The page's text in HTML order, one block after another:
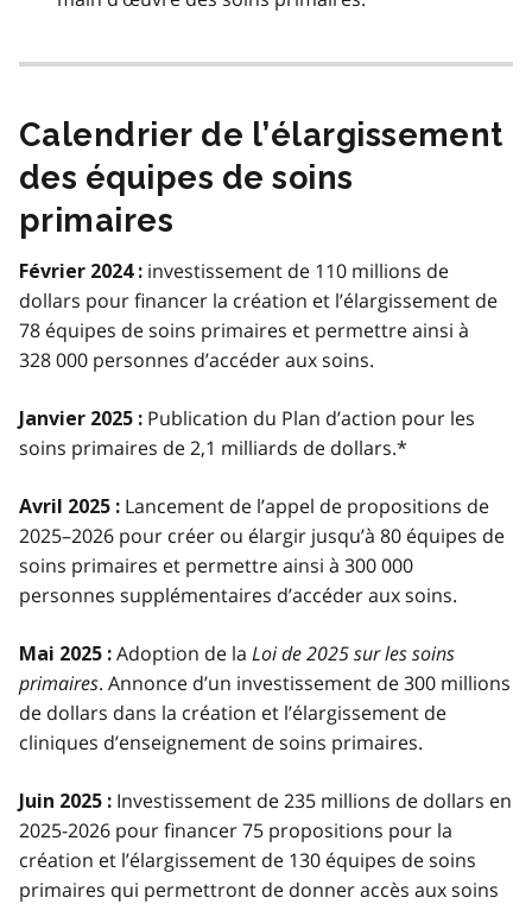
Calendrier de l’élargissement
des équipes de soins
primaires
Février 2024 : investissement de 110 millions de
dollars pour financer la création et l’élargissement de
78 équipes de soins primaires et permettre ainsi à
328 000 personnes d’accéder aux soins.
Janvier 2025 : Publication du Plan d’action pour les
soins primaires de 2,1 milliards de dollars.*
Avril 2025 : Lancement de l’appel de propositions de
2025–2026 pour créer ou élargir jusqu’à 80 équipes de
soins primaires et permettre ainsi à 300 000
personnes supplémentaires d’accéder aux soins.
Mai 2025 : Adoption de la Loi de 2025 sur les soins
primaires. Annonce d’un investissement de 300 millions
de dollars dans la création et l’élargissement de
cliniques d’enseignement de soins primaires.
Juin 2025 : Investissement de 235 millions de dollars en
2025-2026 pour financer 75 propositions pour la
création et l’élargissement de 130 équipes de soins
primaires qui permettront de donner accès aux soins